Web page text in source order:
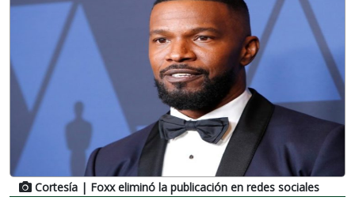
Cortesía | Foxx eliminó la publicación en redes sociales